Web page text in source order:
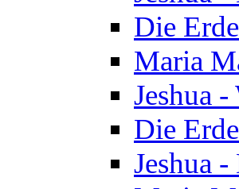
Die
Maria
Jeshua
Die
Jeshua